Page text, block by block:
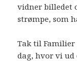
vidner billedet
strømpe, som
Tak til
dag, hvor vi ud